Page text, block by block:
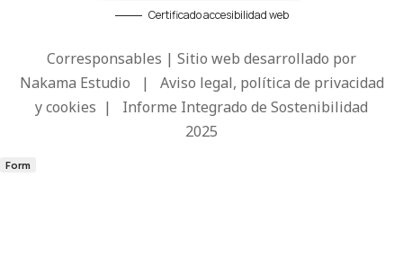
Certificado accesibilidad web
Corresponsables | Sitio web desarrollado por
Nakama Estudio | Aviso legal, política de privacidad
y cookies | Informe Integrado de Sostenibilidad
2025
Form